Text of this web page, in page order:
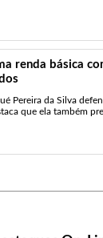
renda básica
Pereira da Silva
que ela também